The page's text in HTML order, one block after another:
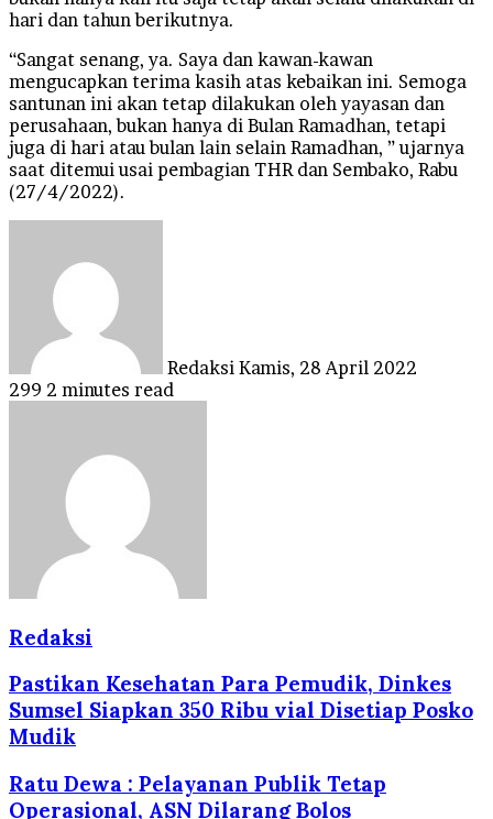
hari dan tahun berikutnya.
“Sangat senang, ya. Saya dan kawan-kawan
mengucapkan terima kasih atas kebaikan ini. Semoga
santunan ini akan tetap dilakukan oleh yayasan dan
perusahaan, bukan hanya di Bulan Ramadhan, tetapi
juga di hari atau bulan lain selain Ramadhan, ” ujarnya
saat ditemui usai pembagian THR dan Sembako, Rabu
(27/4/2022).
Redaksi Kamis, 28 April 2022
299 2 minutes read
Redaksi
Pastikan Kesehatan Para Pemudik, Dinkes
Sumsel Siapkan 350 Ribu vial Disetiap Posko
Mudik
Ratu Dewa : Pelayanan Publik Tetap
Operasional, ASN Dilarang Bolos